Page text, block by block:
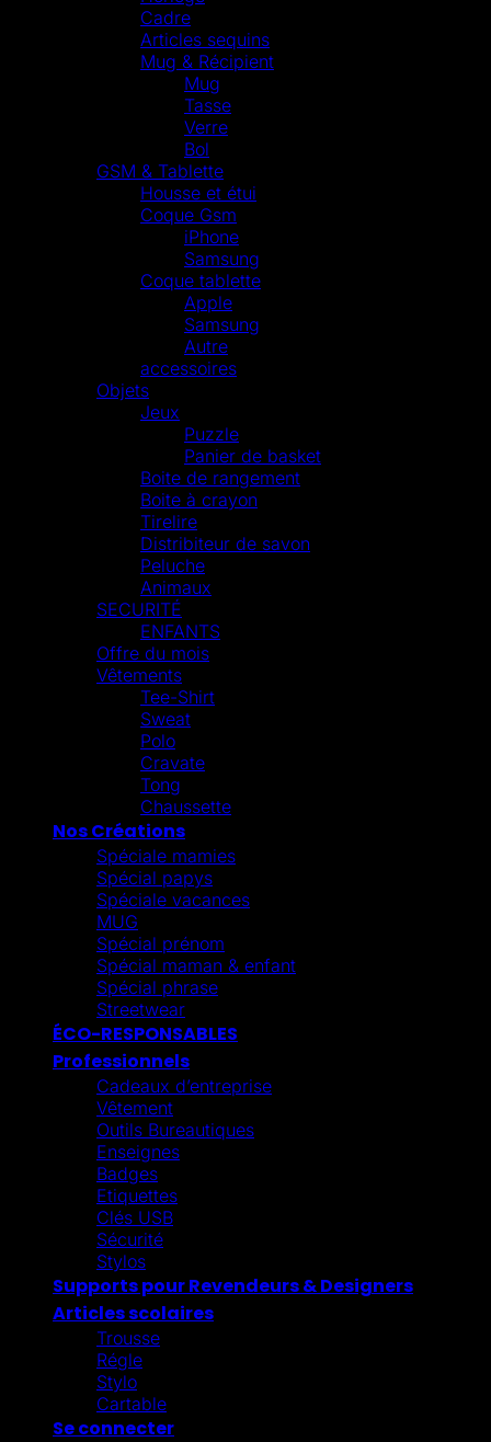
Cadre
Articles sequins
Mug & Récipient
Mug
Tasse
Verre
Bol
GSM & Tablette
Housse et étui
Coque Gsm
iPhone
Samsung
Coque tablette
Apple
Samsung
Autre
accessoires
Objets
Jeux
Puzzle
Panier de basket
Boite de rangement
Boite à crayon
Tirelire
Distribiteur de savon
Peluche
Animaux
SECURITÉ
ENFANTS
Offre du mois
Vêtements
Tee-Shirt
Sweat
Polo
Cravate
Tong
Chaussette
Nos Créations
Spéciale mamies
Spécial papys
Spéciale vacances
MUG
Spécial prénom
Spécial maman & enfant
Spécial phrase
Streetwear
ÉCO-RESPONSABLES
Professionnels
Cadeaux d’entreprise
Vêtement
Outils Bureautiques
Enseignes
Badges
Etiquettes
Clés USB
Sécurité
Stylos
Supports pour Revendeurs & Designers
Articles scolaires
Trousse
Régle
Stylo
Cartable
Se connecter